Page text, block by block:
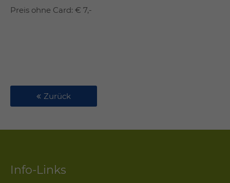
Preis ohne Card: € 7,-
Zurück
Info-Links